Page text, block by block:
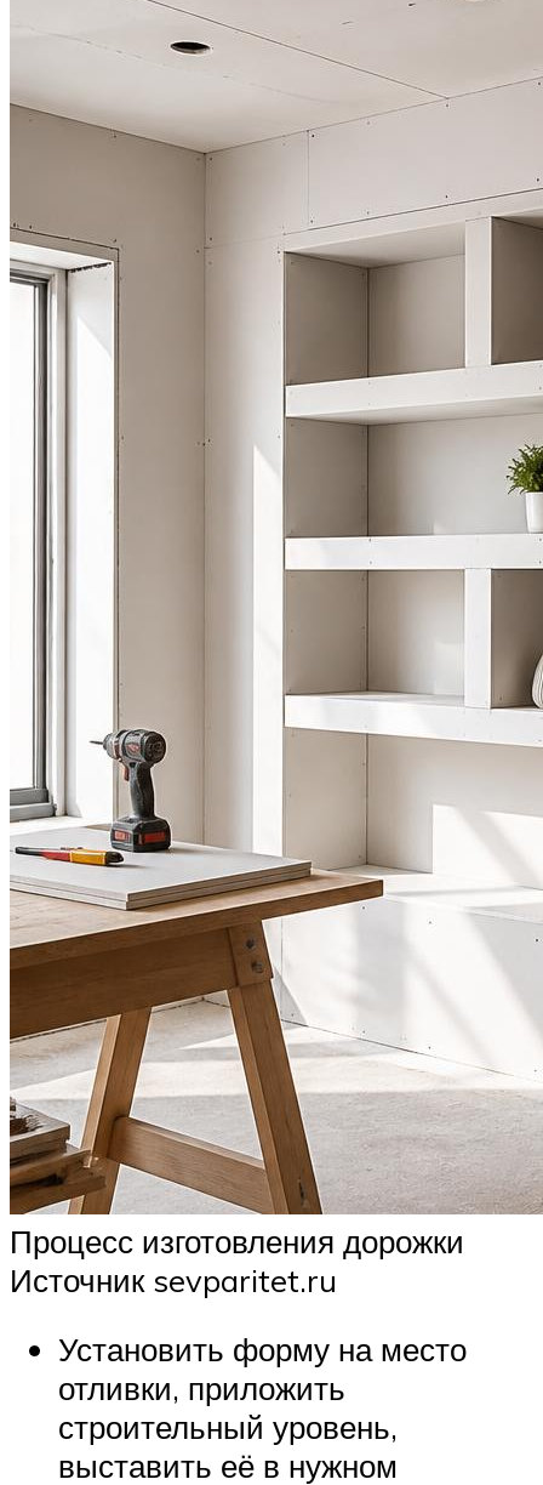
Процесс изготовления дорожки
Источник sevparitet.ru
Установить форму на место
отливки, приложить
строительный уровень,
выставить её в нужном